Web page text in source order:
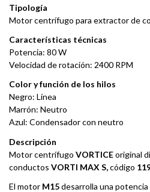
Tipología
Motor centrífugo para extractor de
Características técnicas
Potencia: 80 W
Velocidad de rotación: 2400 RPM
Color y función de los hilos
Negro: Línea
Marrón: Neutro
Azul: Condensador con neutro
Descripción
Motor centrífugo VORTICEoriginal
conductos VORTI MAX S,código
El motor M15desarrolla una potencia